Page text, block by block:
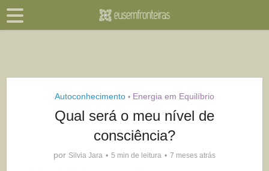
Autoconhecimento • Energia em Equilíbrio
Qual será o meu nível de
consciência?
por Silvia Jara 5 min de leitura 7 meses atrás